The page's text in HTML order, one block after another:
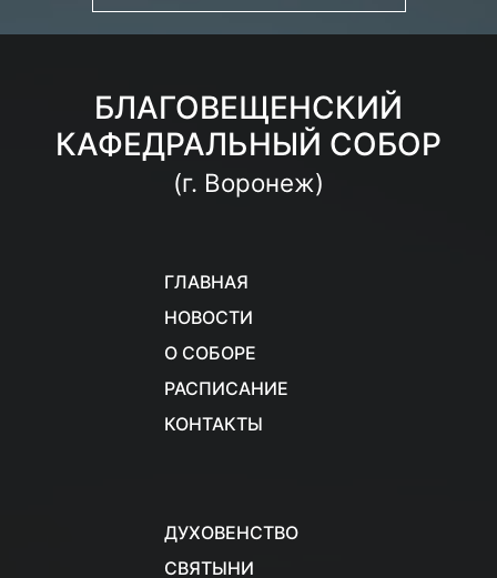
БЛАГОВЕЩЕНСКИЙ
КАФЕДРАЛЬНЫЙ СОБОР
(г. Воронеж)
ГЛАВНАЯ
НОВОСТИ
О СОБОРЕ
РАСПИСАНИЕ
КОНТАКТЫ
ДУХОВЕНСТВО
СВЯТЫНИ